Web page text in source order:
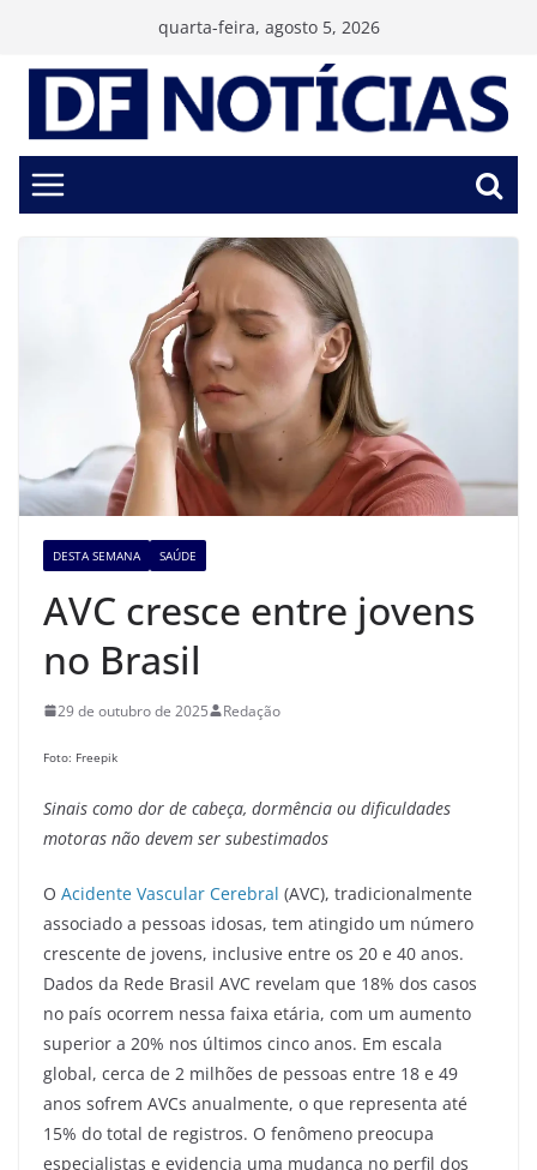
conteúdo
quarta-feira, agosto 5, 2026
DESTA SEMANA SAÚDE
AVC cresce entre jovens
no Brasil
29 de outubro de 2025 Redação
Foto: Freepik
Sinais como dor de cabeça, dormência ou dificuldades
motoras não devem ser subestimados
O Acidente Vascular Cerebral (AVC), tradicionalmente
associado a pessoas idosas, tem atingido um número
crescente de jovens, inclusive entre os 20 e 40 anos.
Dados da Rede Brasil AVC revelam que 18% dos casos
no país ocorrem nessa faixa etária, com um aumento
superior a 20% nos últimos cinco anos. Em escala
global, cerca de 2 milhões de pessoas entre 18 e 49
anos sofrem AVCs anualmente, o que representa até
15% do total de registros. O fenômeno preocupa
especialistas e evidencia uma mudança no perfil dos